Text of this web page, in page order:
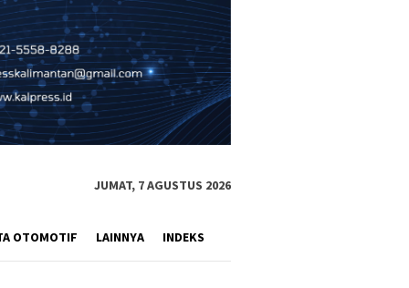
JUMAT, 7 AGUSTUS 2026
OTOMOTIF LAINNYA INDEKS